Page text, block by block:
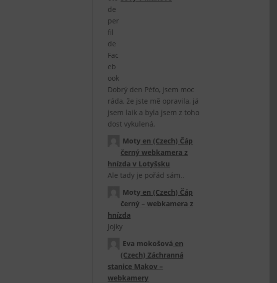
Dobrý den Péťo, jsem moc
ráda, že jste mě opravila, já
jsem laik a byla jsem z toho
dost vykulená,
Moty en (Czech) Čáp
černý webkamera z
hnízda v Lotyšsku
Ale tady je pořád sám..
Moty en (Czech) Čáp
černý – webkamera z
hnízda
Jojky
Eva mokošová en
(Czech) Záchranná
stanice Makov –
webkamery